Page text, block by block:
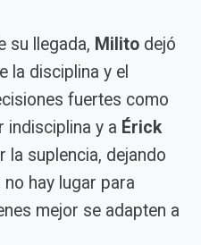
su llegada, Milito dejó
la disciplina y el
fuertes como
indisciplina y a Érick
la suplencia, dejando
hay lugar para
mejor se adapten a